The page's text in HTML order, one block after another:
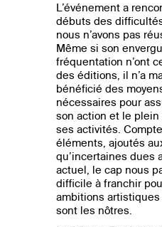
L’événement a
débuts des
nous n’avons pas
Même si son
fréquentation n’ont
des éditions, il n’a
bénéficié des
nécessaires pour
son action et le
ses activités.
éléments, ajoutés
qu’incertaines dues
actuel, le cap nous
difficile à franchir
ambitions
sont les nôtres.